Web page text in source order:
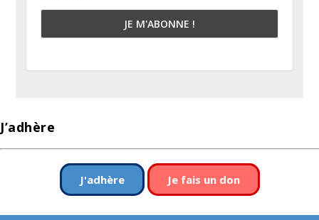
J’adhère
J'adhère Je fais un don